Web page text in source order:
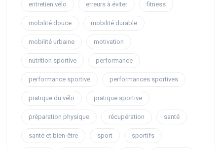
entretien vélo erreurs à éviter fitness
mobilité douce mobilité durable
mobilité urbaine motivation
nutrition sportive performance
performance sportive performances sportives
pratique du vélo pratique sportive
préparation physique récupération santé
santé et bien-être sport sportifs